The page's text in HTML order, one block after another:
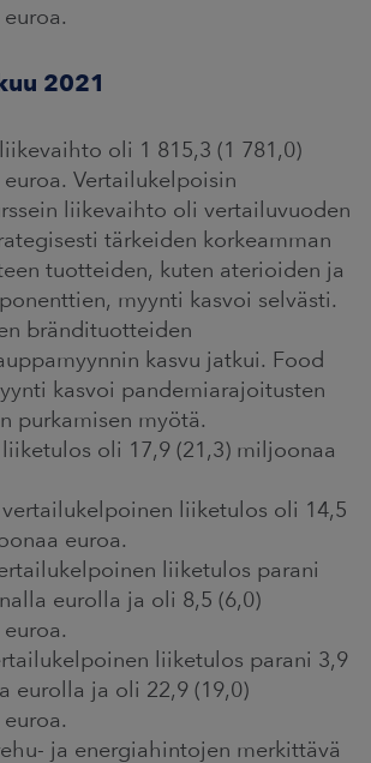
2021
oli 1 815,3 (1 781,0)
Vertailukelpoisin
liikevaihto oli vertailuvuoden
tärkeiden korkeamman
tuotteiden, kuten aterioiden ja
myynti kasvoi selvästi.
brändituotteiden
kasvu jatkui. Food
kasvoi pandemiarajoitusten
purkamisen myötä.
oli 17,9 (21,3) miljoonaa
vertailukelpoinen liiketulos oli 14,5
euroa.
liiketulos parani
eurolla ja oli 8,5 (6,0)
liiketulos parani 3,9
eurolla ja oli 22,9 (19,0)
ja energiahintojen merkittävä